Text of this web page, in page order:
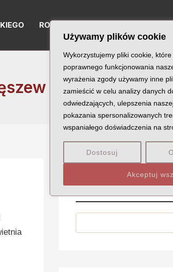
Używamy plików cookie
Wykorzystujemy pliki cookie,
poprawnego funkcjonowania
wyrażenia zgody używamy inne
zamieścić w celu analizy danych
odwiedzających, ulepszenia
pokazania spersonalizowanych
wspaniałego doświadczenia na
Dostosuj
Akceptuj
RODZINY KATYŃSKIE
Wyszukaj
Szukaj